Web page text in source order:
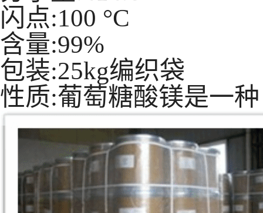
闪点:100 °C
含量:99%
包装:25kg编织袋
性质:葡萄糖酸镁是一